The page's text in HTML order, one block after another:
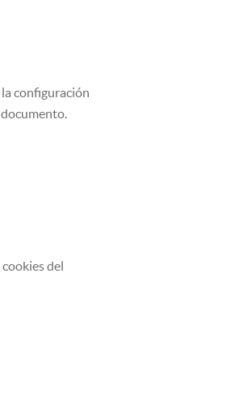
la configuración
del